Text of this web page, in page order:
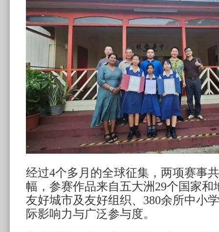
经过4个多月的全球征集，两项赛事
幅，参赛作品来自五大洲29个国家和
友好城市及友好组织、380余所中小
际影响力与广泛参与度。